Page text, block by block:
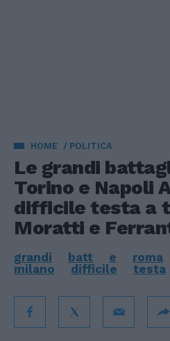
HOME POLITICA
Le grandi
Torino e Napoli
difficile testa a
Moratti e
grandi batt e roma
milano
difficile testa